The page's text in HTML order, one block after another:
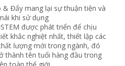
& Đẩy mang lại sự thuận tiện và
khi sử dụng